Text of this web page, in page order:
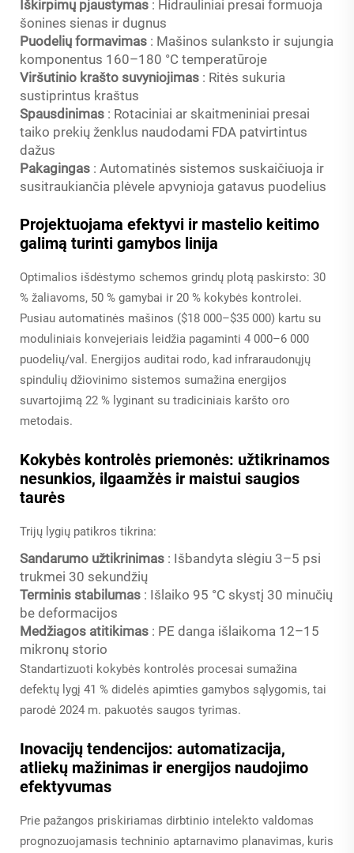
Iškirpimų pjaustymas : Hidrauliniai presai formuoja
šonines sienas ir dugnus
Puodelių formavimas : Mašinos sulanksto ir sujungia
komponentus 160–180 °C temperatūroje
Viršutinio krašto suvyniojimas : Ritės sukuria
sustiprintus kraštus
Spausdinimas : Rotaciniai ar skaitmeniniai presai
taiko prekių ženklus naudodami FDA patvirtintus
dažus
Pakagingas : Automatinės sistemos suskaičiuoja ir
susitraukiančia plėvele apvynioja gatavus puodelius
Projektuojama efektyvi ir mastelio keitimo
galimą turinti gamybos linija
Optimalios išdėstymo schemos grindų plotą paskirsto: 30
% žaliavoms, 50 % gamybai ir 20 % kokybės kontrolei.
Pusiau automatinės mašinos ($18 000–$35 000) kartu su
moduliniais konvejeriais leidžia pagaminti 4 000–6 000
puodelių/val. Energijos auditai rodo, kad infraraudonųjų
spindulių džiovinimo sistemos sumažina energijos
suvartojimą 22 % lyginant su tradiciniais karšto oro
metodais.
Kokybės kontrolės priemonės: užtikrinamos
nesunkios, ilgaamžės ir maistui saugios
taurės
Trijų lygių patikros tikrina:
Sandarumo užtikrinimas : Išbandyta slėgiu 3–5 psi
trukmei 30 sekundžių
Terminis stabilumas : Išlaiko 95 °C skystį 30 minučių
be deformacijos
Medžiagos atitikimas : PE danga išlaikoma 12–15
mikronų storio
Standartizuoti kokybės kontrolės procesai sumažina
defektų lygį 41 % didelės apimties gamybos sąlygomis, tai
parodė 2024 m. pakuotės saugos tyrimas.
Inovacijų tendencijos: automatizacija,
atliekų mažinimas ir energijos naudojimo
efektyvumas
Prie pažangos priskiriamas dirbtinio intelekto valdomas
prognozuojamasis techninio aptarnavimo planavimas, kuris